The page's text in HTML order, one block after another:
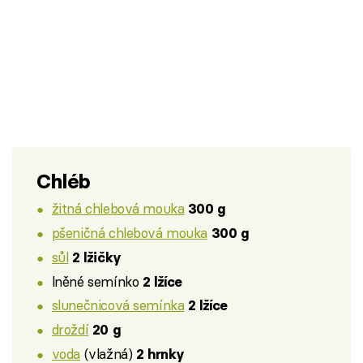
Chléb
žitná chlebová mouka 300 g
pšeničná chlebová mouka 300 g
sůl 2 lžičky
lněné semínko 2 lžíce
slunečnicová semínka 2 lžíce
droždí 20 g
voda (vlažná) 2 hrnky